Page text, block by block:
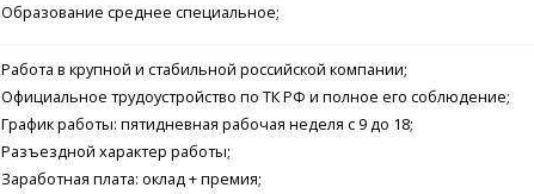
Образование среднее специальное;
Работа в крупной и стабильной российской компании;
Официальное трудоустройство по ТК РФ и полное его соблюдение;
График работы: пятидневная рабочая неделя с 9 до 18;
Разъездной характер работы;
Заработная плата: оклад + премия;